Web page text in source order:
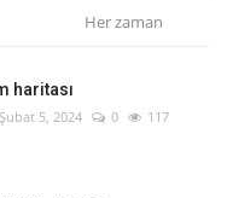
Her zaman
haritası
Şubat 5, 2024 0 117